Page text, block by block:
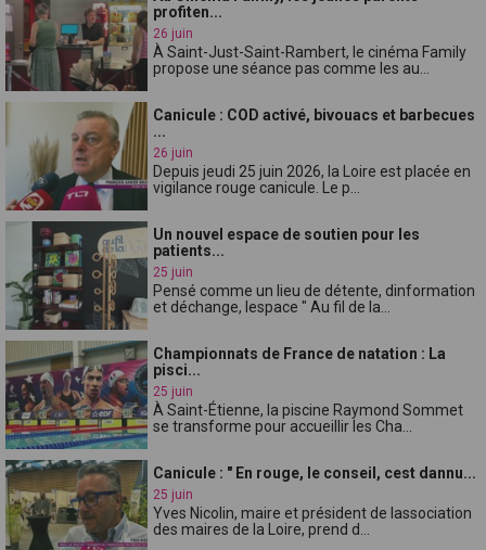
profiten...
26 juin
À Saint-Just-Saint-Rambert, le cinéma Family
propose une séance pas comme les au...
Canicule : COD activé, bivouacs et barbecues
...
26 juin
Depuis jeudi 25 juin 2026, la Loire est placée en
vigilance rouge canicule. Le p...
Un nouvel espace de soutien pour les
patients...
25 juin
Pensé comme un lieu de détente, dinformation
et déchange, lespace " Au fil de la...
Championnats de France de natation : La
pisci...
25 juin
À Saint-Étienne, la piscine Raymond Sommet
se transforme pour accueillir les Cha...
Canicule : " En rouge, le conseil, cest dannu...
25 juin
Yves Nicolin, maire et président de lassociation
des maires de la Loire, prend d...